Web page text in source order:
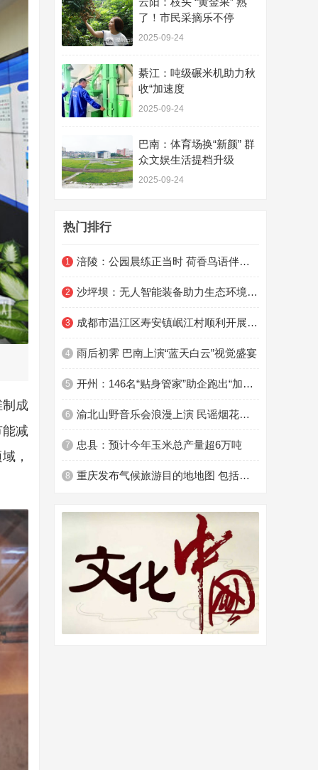
制成
能减
，
了！市民采摘乐不停
2025-09-24
綦江：吨级碾米机助力秋
收“加速度
2025-09-24
巴南：体育场换“新颜” 群
众文娱生活提档升级
2025-09-24
热门排行
1 涪陵：公园晨练正当时 荷香鸟语伴清凉
2 沙坪坝：无人智能装备助力生态环境监管
3 成都市温江区寿安镇岷江村顺利开展“守护童心 点亮希望” 青少年儿童心理健康主题活动 ...
4 雨后初霁 巴南上演“蓝天白云”视觉盛宴
5 开州：146名“贴身管家”助企跑出“加速度”
6 渝北山野音乐会浪漫上演 民谣烟花点亮星空之夜
7 忠县：预计今年玉米总产量超6万吨
8 重庆发布气候旅游目的地地图 包括七大气候康养目的地、七大避暑目的地 ...